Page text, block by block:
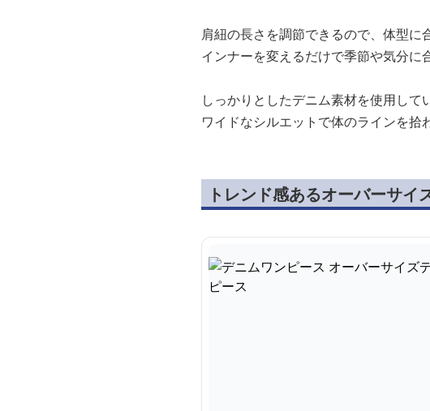
肩紐の長さを調節できるので、体型に
インナーを変えるだけで季節や気分に
しっかりとしたデニム素材を使用して
ワイドなシルエットで体のラインを
トレンド感あるオーバーサイ